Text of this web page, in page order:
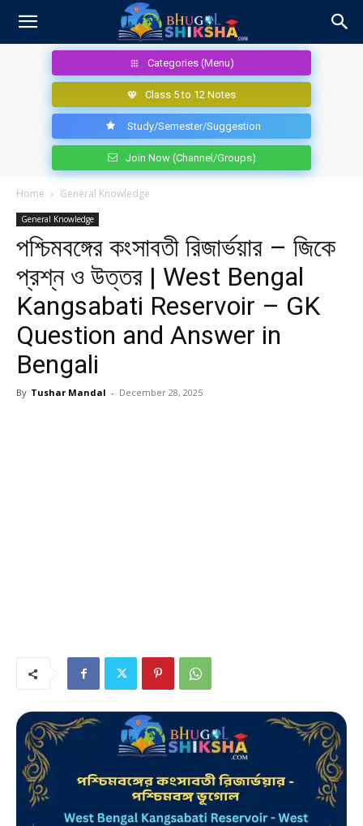
Categories (Menu)
Class 5 to 12 Notes
Study/Semester/Suggestion
Join Now (Channel/Groups)
Home General Knowledge
General Knowledge
পশ্চিমবঙ্গের কংসাবতী রিজার্ভয়ার – জিকে
প্রশ্ন ও উত্তর | West Bengal
Kangsabati Reservoir – GK
Question and Answer in
Bengali
By Tushar Mandal - December 28, 2025